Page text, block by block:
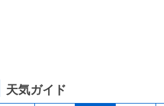
天気ガイド